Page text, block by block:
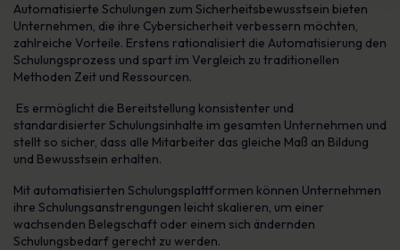
Automatisierte Schulungen zum Sicherheitsbewusstsein bieten
Unternehmen, die ihre Cybersicherheit verbessern möchten,
zahlreiche Vorteile. Erstens rationalisiert die Automatisierung den
Schulungsprozess und spart im Vergleich zu traditionellen
Methoden Zeit und Ressourcen.
Es ermöglicht die Bereitstellung konsistenter und
standardisierter Schulungsinhalte im gesamten Unternehmen und
stellt so sicher, dass alle Mitarbeiter das gleiche Maß an Bildung
und Bewusstsein erhalten.
Mit automatisierten Schulungsplattformen können Unternehmen
ihre Schulungsanstrengungen leicht skalieren, um einer
wachsenden Belegschaft oder einem sich ändernden
Schulungsbedarf gerecht zu werden.